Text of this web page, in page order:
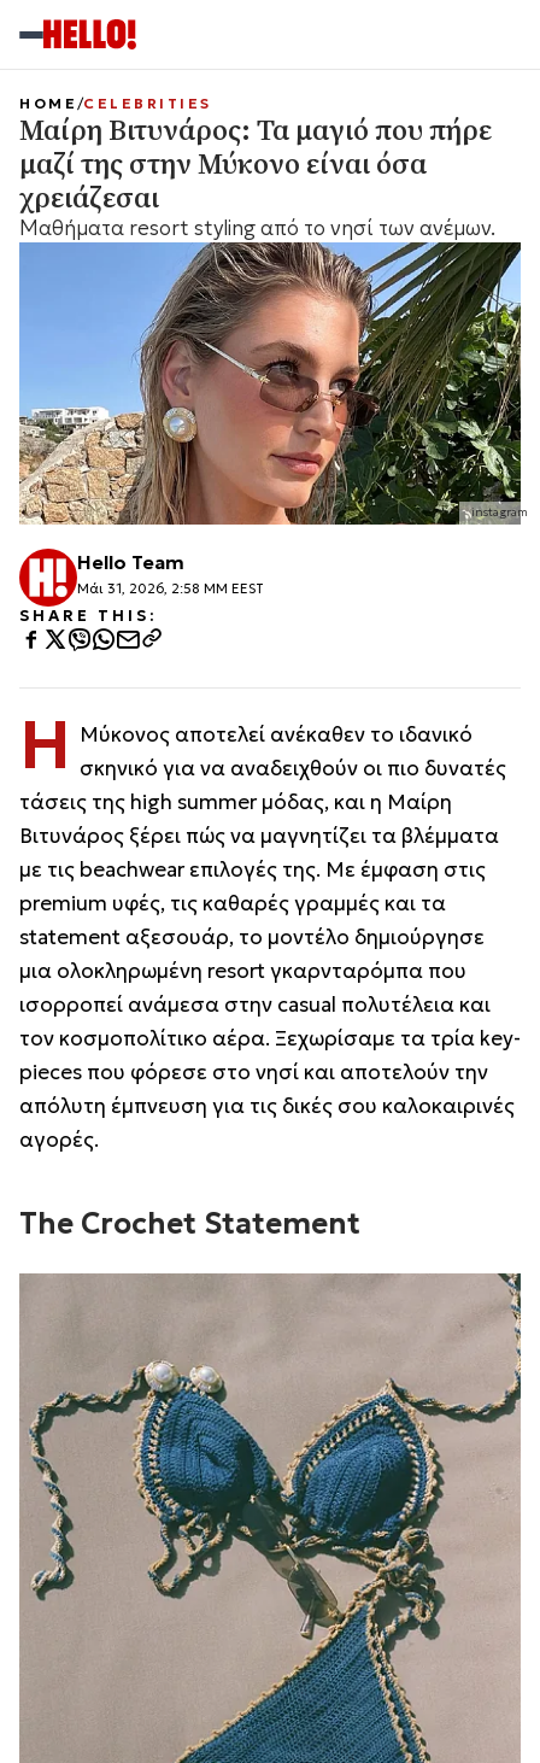
instagram
HOME CELEBRITIES
Μαίρη Βιτυνάρος: Τα μαγιό που πήρε
μαζί της στην Μύκονο είναι όσα
χρειάζεσαι
Mαθήματα resort styling από το νησί των ανέμων.
Hello Team
Μάι 31, 2026, 2:58 ΜΜ EEST
SHARE THIS:
Η
Μύκονος αποτελεί ανέκαθεν το ιδανικό
σκηνικό για να αναδειχθούν οι πιο δυνατές
τάσεις της high summer μόδας, και η Μαίρη
Βιτυνάρος ξέρει πώς να μαγνητίζει τα βλέμματα
με τις beachwear επιλογές της. Με έμφαση στις
premium υφές, τις καθαρές γραμμές και τα
statement αξεσουάρ, το μοντέλο δημιούργησε
μια ολοκληρωμένη resort γκαρνταρόμπα που
ισορροπεί ανάμεσα στην casual πολυτέλεια και
τον κοσμοπολίτικο αέρα. Ξεχωρίσαμε τα τρία key-
pieces που φόρεσε στο νησί και αποτελούν την
απόλυτη έμπνευση για τις δικές σου καλοκαιρινές
αγορές.
The Crochet Statement